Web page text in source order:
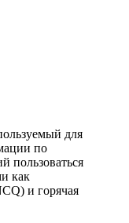
для
по
пользоваться
как
и горячая